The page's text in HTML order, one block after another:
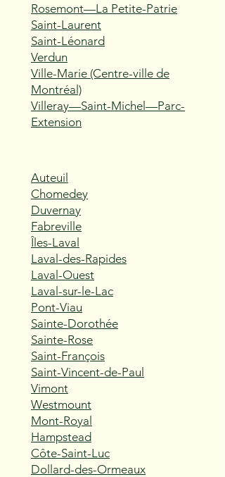
Rosemont—La Petite-Patrie
Saint-Laurent
Saint-Léonard
Verdun
Ville-Marie (Centre-ville de
Montréal)
Villeray—Saint-Michel—Parc-
Extension
Auteuil
Chomedey
Duvernay
Fabreville
Îles-Laval
Laval-des-Rapides
Laval-Ouest
Laval-sur-le-Lac
Pont-Viau
Sainte-Dorothée
Sainte-Rose
Saint-François
Saint-Vincent-de-Paul
Vimont
Westmount
Mont-Royal
Hampstead
Côte-Saint-Luc
Dollard-des-Ormeaux